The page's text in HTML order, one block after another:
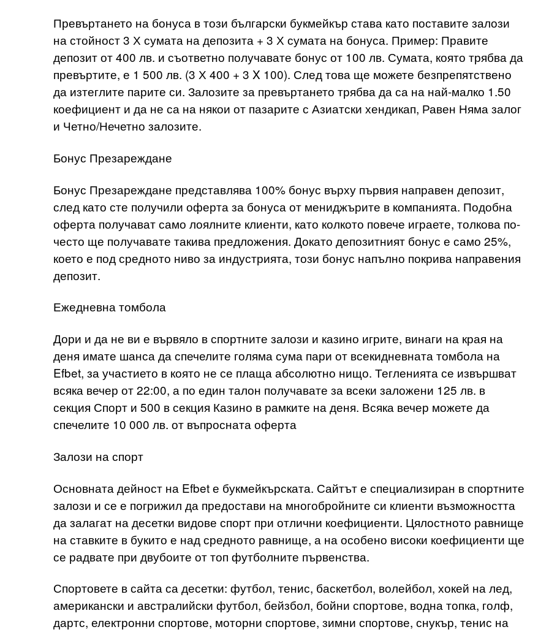
Превъртането на бонуса в този български букмейкър става като поставите залози
на стойност 3 Х сумата на депозита + 3 Х сумата на бонуса. Пример: Правите
депозит от 400 лв. и съответно получавате бонус от 100 лв. Сумата, която трябва да
превъртите, е 1 500 лв. (3 Х 400 + 3 X 100). След това ще можете безпрепятствено
да изтеглите парите си. Залозите за превъртането трябва да са на най-малко 1.50
коефициент и да не са на някои от пазарите с Азиатски хендикап, Равен Няма залог
и Четно/Нечетно залозите.
Бонус Презареждане
Бонус Презареждане представлява 100% бонус върху първия направен депозит,
след като сте получили оферта за бонуса от мениджърите в компанията. Подобна
оферта получават само лоялните клиенти, като колкото повече играете, толкова по-
често ще получавате такива предложения. Докато депозитният бонус е само 25%,
което е под средното ниво за индустрията, този бонус напълно покрива направения
депозит.
Ежедневна томбола
Дори и да не ви е вървяло в спортните залози и казино игрите, винаги на края на
деня имате шанса да спечелите голяма сума пари от всекидневната томбола на
Efbet, за участието в която не се плаща абсолютно нищо. Тегленията се извършват
всяка вечер от 22:00, а по един талон получавате за всеки заложени 125 лв. в
секция Спорт и 500 в секция Казино в рамките на деня. Всяка вечер можете да
спечелите 10 000 лв. от въпросната оферта
Залози на спорт
Основната дейност на Efbet е букмейкърската. Сайтът е специализиран в спортните
залози и се е погрижил да предостави на многобройните си клиенти възможността
да залагат на десетки видове спорт при отлични коефициенти. Цялостното равнище
на ставките в букито е над средното равнище, а на особено високи коефициенти ще
се радвате при двубоите от топ футболните първенства.
Спортовете в сайта са десетки: футбол, тенис, баскетбол, волейбол, хокей на лед,
американски и австралийски футбол, бейзбол, бойни спортове, водна топка, голф,
дартс, електронни спортове, моторни спортове, зимни спортове, снукър, тенис на